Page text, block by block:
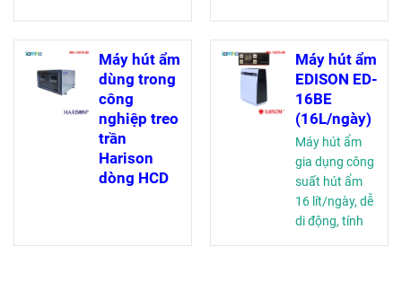
Máy hút ẩm
dùng trong
công
nghiệp treo
trần
Harison
dòng HCD
Máy hút ẩm
EDISON ED-
16BE
(16L/ngày)
Máy hút ẩm
gia dụng công
suất hút ẩm
16 lít/ngày, dễ
di động, tính